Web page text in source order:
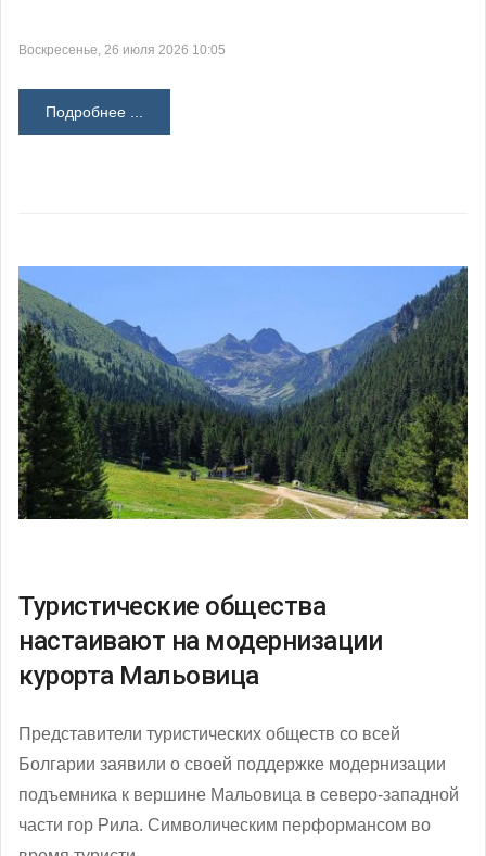
Воскресенье, 26 июля 2026 10:05
Подробнее ...
Туристические общества
настаивают на модернизации
курорта Мальовица
Представители туристических обществ со всей
Болгарии заявили о своей поддержке модернизации
подъемника к вершине Мальовица в северо-западной
части гор Рила. Символическим перформансом во